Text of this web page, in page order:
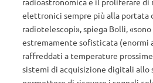
elettronici sempre più alla portata
radiotelescopi», spiega Bolli,
estremamente sofisticata (enormi
raffreddati a temperature
sistemi di acquisizione digitali allo